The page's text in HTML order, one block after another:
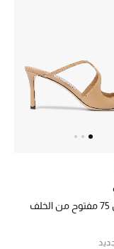
حذاء أنيس 75 مفتوح من الخلف